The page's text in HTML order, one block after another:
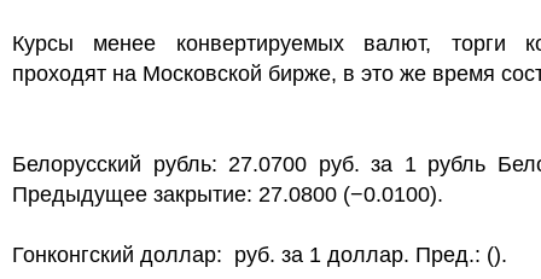
Курсы менее конвертируемых валют, торги
проходят на Московской бирже, в это же время
Белорусский рубль: 27.0700 руб. за 1 рубль
Предыдущее закрытие: 27.0800 (−0.0100).
Гонконгский доллар: руб. за 1 доллар. Пред.: ().